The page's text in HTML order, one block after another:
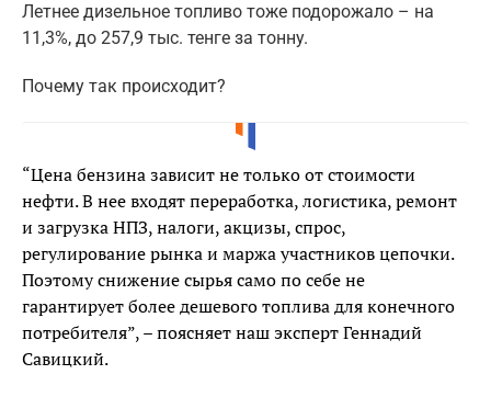
Летнее дизельное топливо тоже подорожало – на
11,3%, до 257,9 тыс. тенге за тонну.
Почему так происходит?
“Цена бензина зависит не только от стоимости
нефти. В нее входят переработка, логистика, ремонт
и загрузка НПЗ, налоги, акцизы, спрос,
регулирование рынка и маржа участников цепочки.
Поэтому снижение сырья само по себе не
гарантирует более дешевого топлива для конечного
потребителя”, – поясняет наш эксперт Геннадий
Савицкий.